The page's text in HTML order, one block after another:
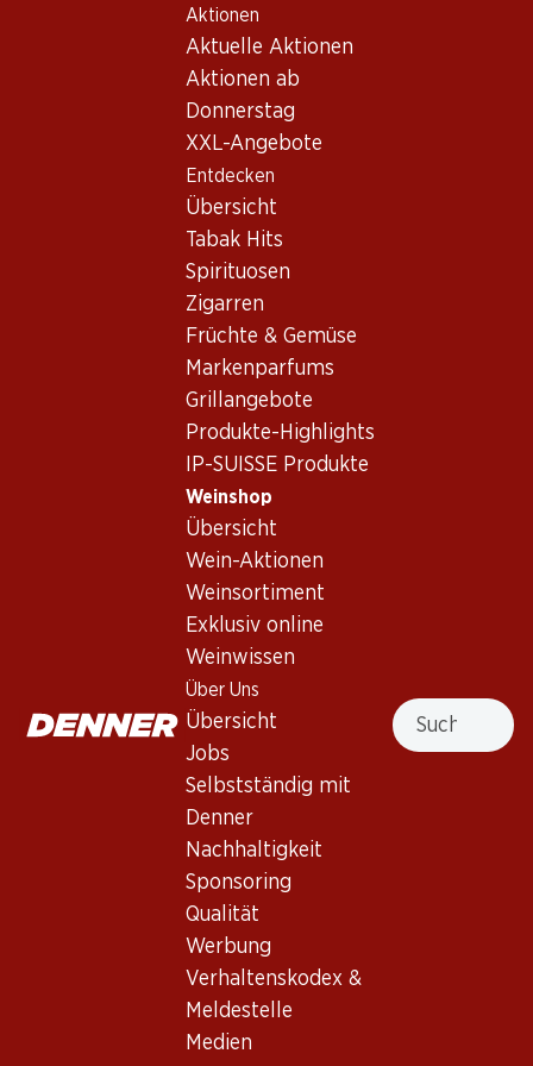
Aktionen
Aktuelle Aktionen
Aktionen ab
Donnerstag
XXL-Angebote
Entdecken
Übersicht
Tabak Hits
Spirituosen
Zigarren
Früchte & Gemüse
Markenparfums
Grillangebote
Produkte-Highlights
IP-SUISSE Produkte
Weinshop
Übersicht
Wein-Aktionen
Weinsortiment
Exklusiv online
Weinwissen
Über Uns
Übersicht
Jobs
Selbstständig mit
Denner
Nachhaltigkeit
Sponsoring
Qualität
Werbung
Verhaltenskodex &
Meldestelle
Medien
Suche
Wein Sortiment
Weisswein - Spanien
Weisswein
Marqués de Cáceres
Exklusiv online!
Aalto Blanco D.O. Ribera
2024
Venta Mazarrón Verdejo
(175)
22.20
Flasche: 3.70
D'Espagne
(43)
4 Produkten
Nach Oben